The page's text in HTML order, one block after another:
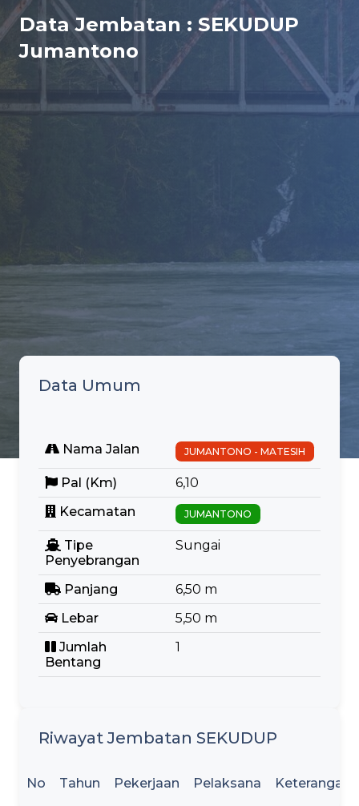
Data Jembatan : SEKUDUP
Jumantono
Data Umum
Nama Jalan JUMANTONO - MATESIH
Pal (Km)
6,10
Kecamatan
JUMANTONO
Tipe
Penyebrangan
Sungai
Panjang
6,50 m
Lebar
5,50 m
Jumlah
Bentang
1
Riwayat Jembatan SEKUDUP
No Tahun Pekerjaan Pelaksana Keterangan